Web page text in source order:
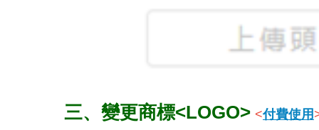
三、變更商標<LOGO> <付費使用